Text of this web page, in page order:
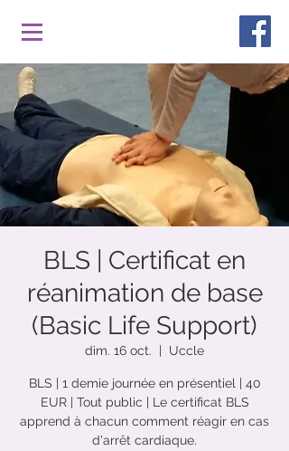
BLS | Certificat en
réanimation de base
(Basic Life Support)
dim. 16 oct.
  |
Uccle
BLS | 1 demie journée en présentiel | 40
EUR | Tout public | Le certificat BLS
apprend à chacun comment réagir en cas
d'arrêt cardiaque.